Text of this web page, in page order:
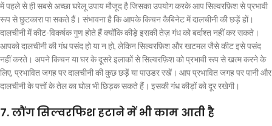
में पहले से ही सबसे अच्छा घरेलू उपाय मौजूद है जिसका उपयोग करके आप सिल्वरफ़िश से प्रभावी
रूप से छुटकारा पा सकते हैं। संभावना है कि आपके किचन कैबिनेट में दालचीनी की छड़ें हों।
दालचीनी में कीट-विकर्षक गुण होते हैं क्योंकि कीड़े इसकी तेज़ गंध को बर्दाश्त नहीं कर सकते।
आपको दालचीनी की गंध पसंद हो या न हो, लेकिन सिल्वरफ़िश और खटमल जैसे कीट इसे पसंद
नहीं करते। अपने किचन या घर के दूसरे इलाकों से सिल्वरफ़िश को प्रभावी रूप से खत्म करने के
लिए, प्रभावित जगह पर दालचीनी की कुछ छड़ें या पाउडर रखें। आप प्रभावित जगह पर पानी और
दालचीनी के पत्तों के तेल का घोल भी छिड़क सकते हैं। इसकी गंध कीड़ों को दूर रखेगी।
7. लौंग सिल्वरफिश हटाने में भी काम आती है